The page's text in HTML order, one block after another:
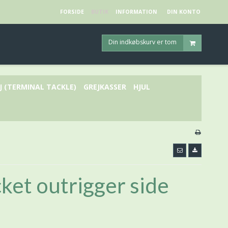
FORSIDE INFORMATION DIN KONTO
Din indkøbskurv er tom
(TERMINAL TACKLE) GREJKASSER HJUL
outrigger side